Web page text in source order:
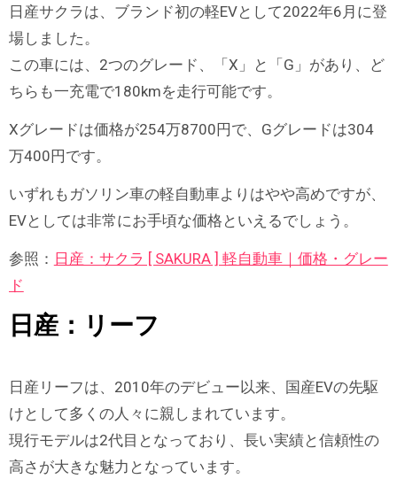
日産サクラは、ブランド初の軽EVとして2022年6月に登
場しました。
この車には、2つのグレード、「X」と「G」があり、ど
ちらも一充電で180kmを走行可能です。
Xグレードは価格が254万8700円で、Gグレードは304
万400円です。
いずれもガソリン車の軽自動車よりはやや高めですが、
EVとしては非常にお手頃な価格といえるでしょう。
参照： 日産：サクラ [ SAKURA ] 軽自動車｜価格・グレー
ド
日産：リーフ
日産リーフは、2010年のデビュー以来、国産EVの先駆
けとして多くの人々に親しまれています。
現行モデルは2代目となっており、長い実績と信頼性の
高さが大きな魅力となっています。